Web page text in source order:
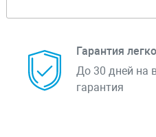
Гарантия
До 30 дней на
гарантия